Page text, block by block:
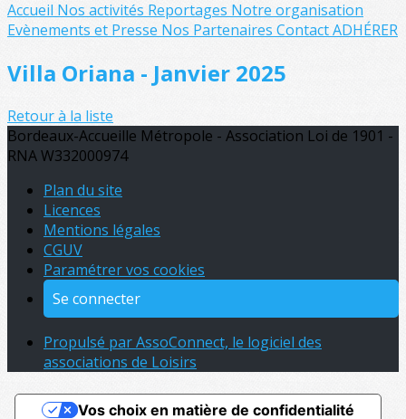
Accueil Nos activités Reportages Notre organisation
Evènements et Presse Nos Partenaires ContactADHÉRER
Villa Oriana - Janvier 2025
Retour à la liste
Bordeaux-Accueille Métropole - Association Loi de 1901 -
RNA W332000974
Plan du site
Licences
Mentions légales
CGUV
Paramétrer vos cookies
Se connecter
Propulsé par AssoConnect, le logiciel des
associations de Loisirs
Vos choix en matière de confidentialité